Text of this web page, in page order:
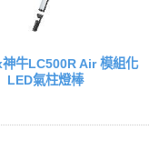
牛LC500R Air 模組化
LED氣柱燈棒